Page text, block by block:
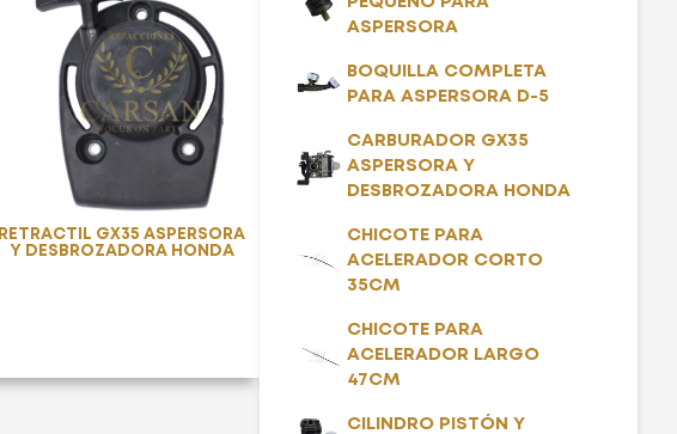
RETRACTIL GX35 ASPERSORA
Y DESBROZADORA HONDA
ASPERSORA
BOQUILLA COMPLETA
PARA ASPERSORA D-5
CARBURADOR GX35
ASPERSORA Y
DESBROZADORA HONDA
CHICOTE PARA
ACELERADOR CORTO
35CM
CHICOTE PARA
ACELERADOR LARGO
47CM
CILINDRO PISTÓN Y